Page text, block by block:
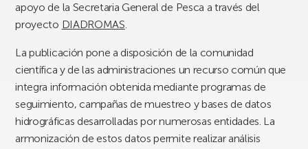
apoyo de la Secretaria General de Pesca a través del
proyecto DIADROMAS.
La publicación pone a disposición de la comunidad
científica y de las administraciones un recurso común que
integra información obtenida mediante programas de
seguimiento, campañas de muestreo y bases de datos
hidrográficas desarrolladas por numerosas entidades. La
armonización de estos datos permite realizar análisis